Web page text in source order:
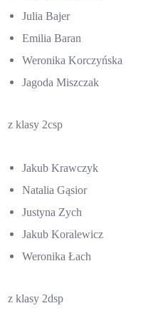
Julia Bajer
Emilia Baran
Weronika Korczyńska
Jagoda Miszczak
z klasy 2csp
Jakub Krawczyk
Natalia Gąsior
Justyna Zych
Jakub Koralewicz
Weronika Łach
z klasy 2dsp